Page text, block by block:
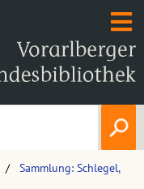
Sammlung: Schlegel,